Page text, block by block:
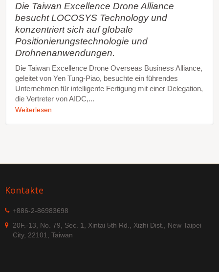
Die Taiwan Excellence Drone Alliance
besucht LOCOSYS Technology und
konzentriert sich auf globale
Positionierungstechnologie und
Drohnenanwendungen.
Die Taiwan Excellence Drone Overseas Business Alliance,
geleitet von Yen Tung-Piao, besuchte ein führendes
Unternehmen für intelligente Fertigung mit einer Delegation,
die Vertreter von AIDC,...
Weiterlesen
Kontakte
+886-2-86983698
20F.-13, No. 79, Sec. 1, Xintai 5th Rd., Xizhi Dist., New Taipei
City, 22101, Taiwan